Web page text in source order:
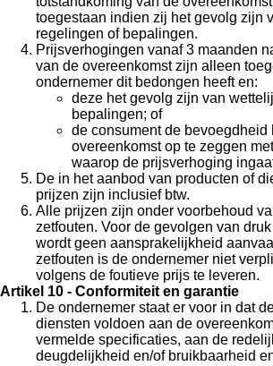
toegestaan indien zij het gevolg zijn
regelingen of bepalingen.
Prijsverhogingen vanaf 3 maanden
van de overeenkomst zijn alleen
ondernemer dit bedongen heeft en:
deze het gevolg zijn van
bepalingen; of
de consument de bevoegdheid
overeenkomst op te zeggen
waarop de prijsverhoging
De in het aanbod van producten of
prijzen zijn inclusief btw.
Alle prijzen zijn onder voorbehoud
zetfouten. Voor de gevolgen van
wordt geen aansprakelijkheid
zetfouten is de ondernemer niet
volgens de foutieve prijs te leveren.
Artikel 10 - Conformiteit en garantie
De ondernemer staat er voor in dat
diensten voldoen aan de
vermelde specificaties, aan de
deugdelijkheid en/of bruikbaarheid